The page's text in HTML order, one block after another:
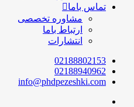
تماس باما
مشاوره تخصصی
ارتباط باما
انتشارات
02188802153
02188940962
info@phdpezeshki.com